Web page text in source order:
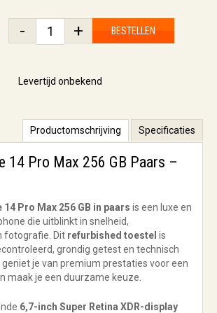
- + BESTELLEN
Levertijd onbekend
Productomschrijving Specificaties
14 Pro Max 256 GB Paars –
14 Pro Max 256 GB in paars is een luxe en
die uitblinkt in snelheid,
fotografie. Dit refurbished toestel is
grondig getest en technisch
geniet je van premium prestaties voor een
maak je een duurzame keuze.
6,7-inch Super Retina XDR-display